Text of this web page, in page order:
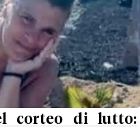
corteo di lutto: